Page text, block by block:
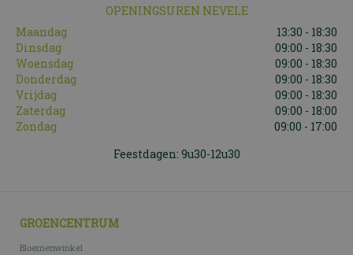
OPENINGSUREN NEVELE
Maandag
13:30 - 18:30
Dinsdag
09:00 - 18:30
Woensdag
09:00 - 18:30
Donderdag
09:00 - 18:30
Vrijdag
09:00 - 18:30
Zaterdag
09:00 - 18:00
Zondag
09:00 - 17:00
Feestdagen: 9u30-12u30
GROENCENTRUM
Bloemenwinkel